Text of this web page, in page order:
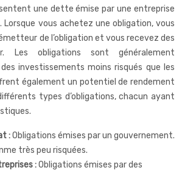
une dette émise par une entreprise
Lorsque vous achetez une obligation, vous
de l’obligation et vous recevez des
Les obligations sont généralement
investissements moins risqués que les
également un potentiel de rendement
types d’obligations, chacun ayant
:Obligations émises par un gouvernement.
très peu risquées.
:Obligations émises par des